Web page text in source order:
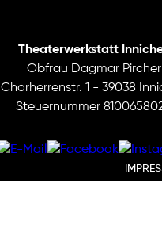
Theaterwerkstatt
Obfrau Dagmar Pircher
Chorherrenstr. 1 - 39038
Steuernummer